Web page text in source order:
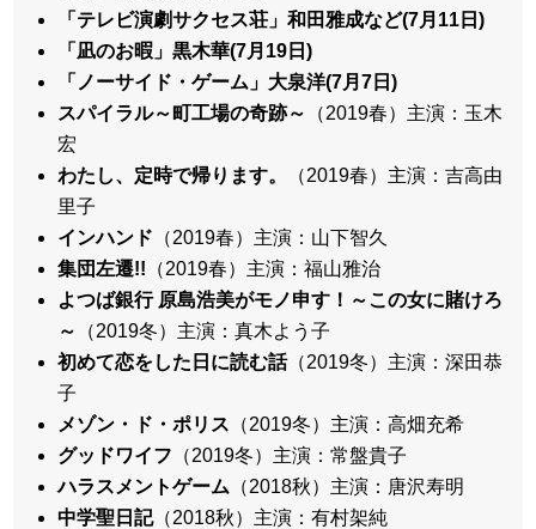
「テレビ演劇サクセス荘」和田雅成など(7月11日)
「凪のお暇」黒木華(7月19日)
「ノーサイド・ゲーム」大泉洋(7月7日)
スパイラル～町工場の奇跡～
（2019春）主演：玉木
宏
わたし、定時で帰ります。
（2019春）主演：吉高由
里子
インハンド （2019春）主演：山下智久
集団左遷!! （2019春）主演：福山雅治
よつば銀行 原島浩美がモノ申す！～この女に賭けろ
～
（2019冬）主演：真木よう子
初めて恋をした日に読む話（2019冬）主演：深田恭
子
メゾン・ド・ポリス （2019冬）主演：高畑充希
グッドワイフ （2019冬）主演：常盤貴子
ハラスメントゲーム （2018秋）主演：唐沢寿明
中学聖日記（2018秋）主演：有村架純